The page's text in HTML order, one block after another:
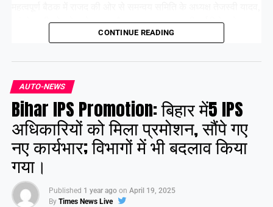
कांग्रेस की ओर से राजेश राम और कृष्णा अल्लावारू, वीआईपी के मुकेश
सहनी और वाम दलों के प्रमुख नेता भाग लेंगे।
Share this:
Facebook X
Like this:
CONTINUE READING
AUTO-NEWS
Bihar IPS Promotion: बिहार में5 IPS
अधिकारियों को मिला प्रमोशन, सौंपे गए
नए कार्यभार; विभागों में भी बदलाव किया
गया।
Published 1 year ago on April 19, 2025
By Times News Live